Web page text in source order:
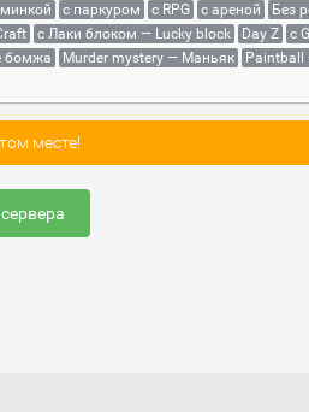
с паркуром с RPG с ареной Без
с Лаки блоком — Lucky block Day Z с
бомжа Murder mystery — Маньяк Paintball
месте!